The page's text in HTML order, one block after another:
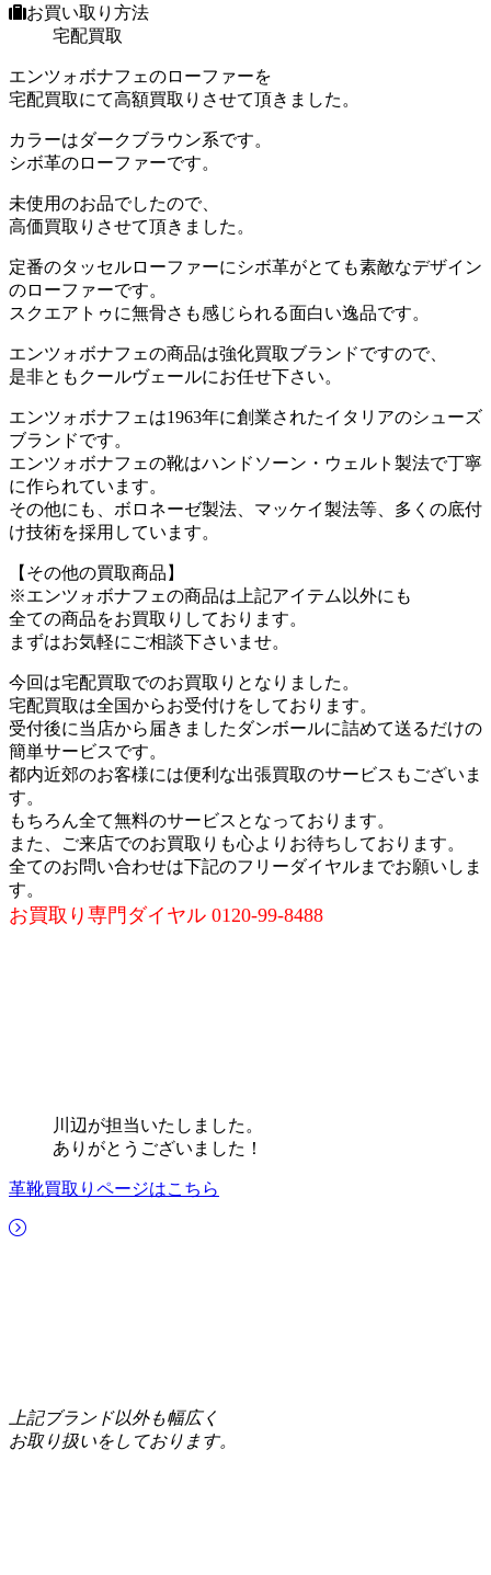
お買い取り方法
宅配買取
エンツォボナフェのローファーを
宅配買取にて高額買取りさせて頂きました。
カラーはダークブラウン系です。
シボ革のローファーです。
未使用のお品でしたので、
高価買取りさせて頂きました。
定番のタッセルローファーにシボ革がとても素敵なデザイン
のローファーです。
スクエアトゥに無骨さも感じられる面白い逸品です。
エンツォボナフェの商品は強化買取ブランドですので、
是非ともクールヴェールにお任せ下さい。
エンツォボナフェは1963年に創業されたイタリアのシューズ
ブランドです。
エンツォボナフェの靴はハンドソーン・ウェルト製法で丁寧
に作られています。
その他にも、ボロネーゼ製法、マッケイ製法等、多くの底付
け技術を採用しています。
【その他の買取商品】
※エンツォボナフェの商品は上記アイテム以外にも
全ての商品をお買取りしております。
まずはお気軽にご相談下さいませ。
今回は宅配買取でのお買取りとなりました。
宅配買取は全国からお受付けをしております。
受付後に当店から届きましたダンボールに詰めて送るだけの
簡単サービスです。
都内近郊のお客様には便利な出張買取のサービスもございま
す。
もちろん全て無料のサービスとなっております。
また、ご来店でのお買取りも心よりお待ちしております。
全てのお問い合わせは下記のフリーダイヤルまでお願いしま
す。
お買取り専門ダイヤル 0120-99-8488
川辺が担当いたしました。
ありがとうございました！
革靴買取りページはこちら
上記ブランド以外も幅広く
お取り扱いをしております。